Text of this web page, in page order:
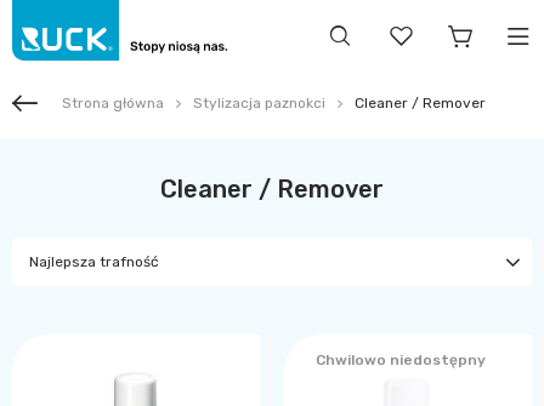
Strona główna Stylizacja paznokci Cleaner / Remover
Cleaner / Remover
Najlepsza trafność
Chwilowo niedostępny